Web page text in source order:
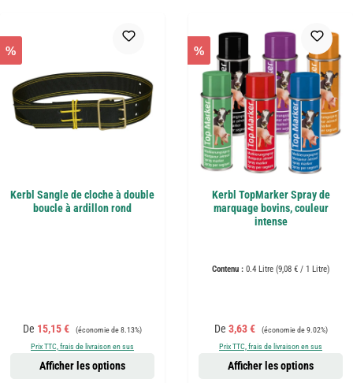
%
Kerbl Sangle de cloche à double
boucle à ardillon rond
Prix de vente :
De 15,15 € Prix régulier :
(économie de 8.13%)
Prix TTC, frais de livraison en sus
Afficher les options
%
Kerbl TopMarker Spray de
marquage bovins, couleur
intense
Contenu : 0.4 Litre (9,08 € / 1 Litre)
Prix de vente :
De 3,63 € Prix régulier :
(économie de 9.02%)
Prix TTC, frais de livraison en sus
Afficher les options